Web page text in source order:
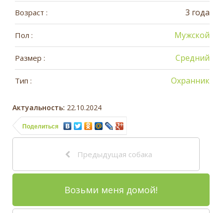
Возраст : 3 года
Пол : Мужской
Размер : Средний
Тип : Охранник
Актуальность: 22.10.2024
Поделиться
Предыдущая собака
Возьми меня домой!